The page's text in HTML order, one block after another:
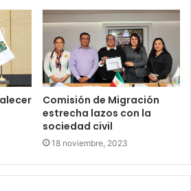
Comisión de Migración
estrecha lazos con la
sociedad civil
18 noviembre, 2023